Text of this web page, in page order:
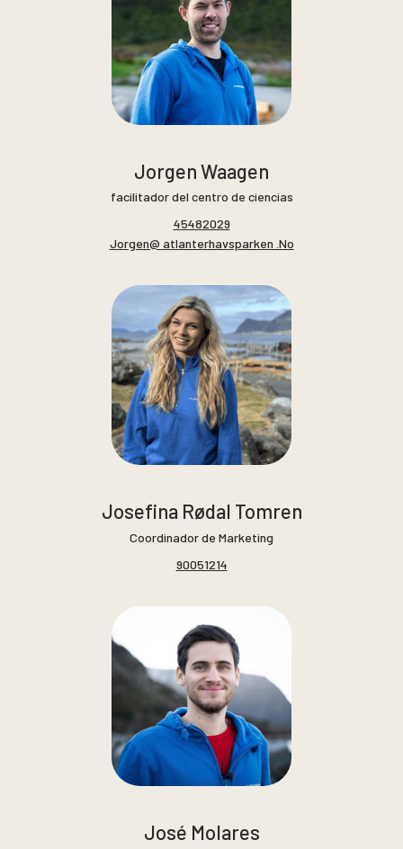
Jorgen Waagen
facilitador del centro de ciencias
45482029
Jorgen@ atlanterhavsparken .No
Josefina Rødal Tomren
Coordinador de Marketing
90051214
José Molares